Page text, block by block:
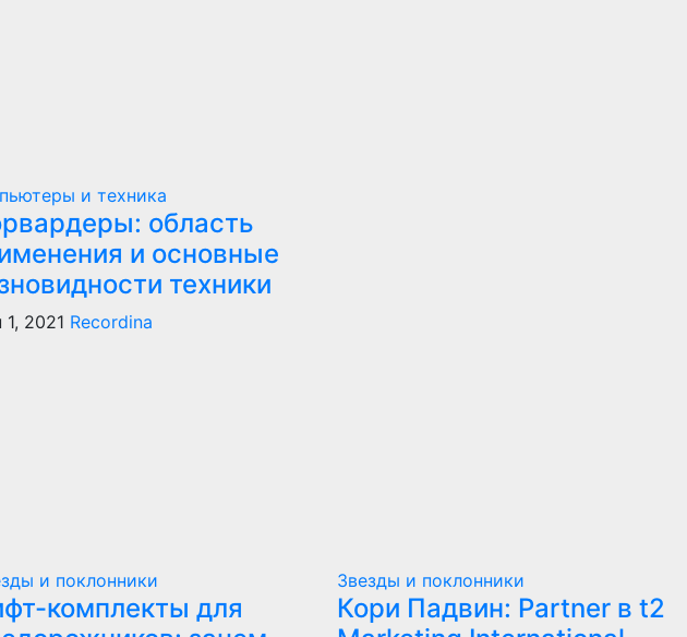
и техника
область
и основные
техники
2021 Recordina
и поклонники
комплекты для
Звезды и поклонники
Кори Падвин: Partner в t2